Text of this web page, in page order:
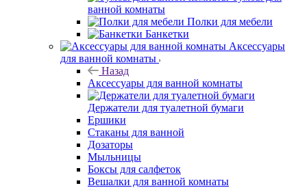
ванной комнаты
Полки для мебели
Банкетки
Аксессуары
для ванной комнаты
Назад
Аксессуары для ванной комнаты
Держатели для туалетной бумаги
Ершики
Стаканы для ванной
Дозаторы
Мыльницы
Боксы для салфеток
Вешалки для ванной комнаты